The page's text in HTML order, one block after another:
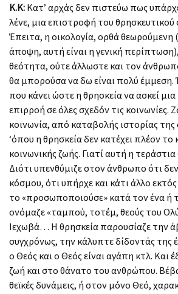
Κ.Κ: Κατ’ αρχάς δεν πιστεύω πως
λένε, μια επιστροφή του θρησκευτικού
Έπειτα, η οικολογία, ορθά θεωρούμενη
άποψη, αυτή είναι η γενική
θεότητα, ούτε άλλωστε και τον
θα μπορούσα να δω είναι πολύ έμμεση.
που κάνει ώστε η θρησκεία να ασκεί μια
επιρροή σε όλες σχεδόν τις
κοινωνία, από καταβολής ιστορίας
‘όπου η θρησκεία δεν κατέχει πλέον το
κοινωνικής ζωής. Γιατί αυτή η
Διότι υπενθύμιζε στον άνθρωπο ότι δεν
κόσμου, ότι υπήρχε και κάτι άλλο
το «προσωποποιούσε» κατά τον ένα ή
ονόμαζε «ταμπού, τοτέμ, θεούς του
Ιεχωβά… Η θρησκεία παρουσίαζε την
συγχρόνως, την κάλυπτε δίδοντάς της
ο Θεός και ο Θεός είναι αγάπη κτλ. Και
ζωή και στο θάνατο του ανθρώπου.
θεϊκές δυνάμεις, ή στον μόνο Θεό,